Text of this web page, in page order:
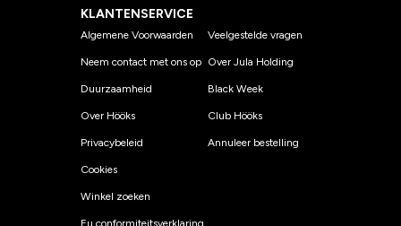
KLANTENSERVICE
Algemene Voorwaarden
Neem contact met ons op
Duurzaamheid
Over Hööks
Privacybeleid
Cookies
Winkel zoeken
Eu conformiteitsverklaring
Veelgestelde vragen
Over Jula Holding
Black Week
Club Hööks
Annuleer bestelling